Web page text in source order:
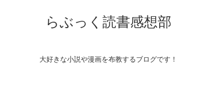
らぶっく読書感想部
大好きな小説や漫画を布教するブログです！